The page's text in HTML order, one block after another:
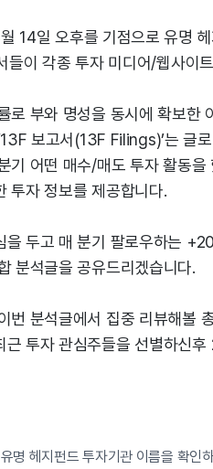
14일 오후를 기점으로 유명
들이 각종 투자 미디어/웹사이
로 부와 명성을 동시에 확보한
보고서(13F Filings)’는 글
기 어떤 매수/매도 투자 활동
투자 정보를 제공합니다.
을 두고 매 분기 팔로우하는
분석글을 공유드리겠습니다.
번 분석글에서 집중 리뷰해볼
근 투자 관심주들을 선별하신
명 헤지펀드 투자기관 이름을 확인